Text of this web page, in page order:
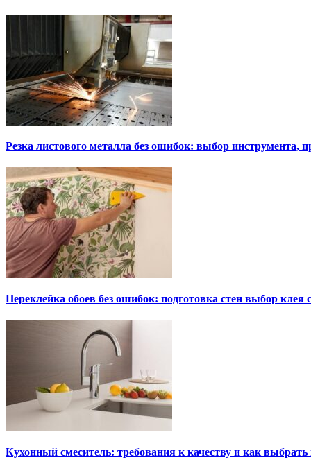
Резка листового металла без ошибок: выбор инструмента,
Переклейка обоев без ошибок: подготовка стен выбор клея
Кухонный смеситель: требования к качеству и как